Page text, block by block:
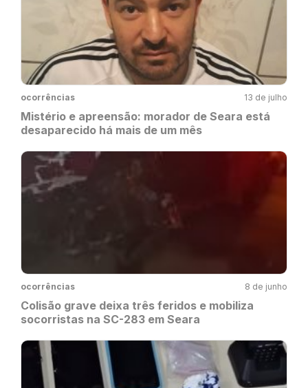
ocorrências 13 de julho
Mistério e apreensão: morador de Seara está
desaparecido há mais de um mês
ocorrências 8 de junho
Colisão grave deixa três feridos e mobiliza
socorristas na SC-283 em Seara